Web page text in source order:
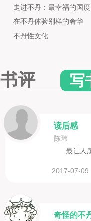
走进不丹：最幸福的国度
在不丹体验别样的奢华
不丹性文化
书评 写
读后感
陈玮
最让人
2017-07-09
奇怪的不